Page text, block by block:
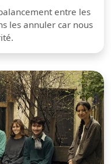
entre les
les annuler car nous